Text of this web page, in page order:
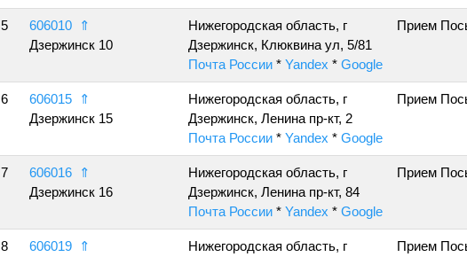
5 606010
⇑
Дзержинск 10
Нижегородская область, г
Дзержинск, Клюквина ул, 5/81
Почта России * Yandex * Google
Прием
6 606015
⇑
Дзержинск 15
Нижегородская область, г
Дзержинск, Ленина пр-кт, 2
Почта России * Yandex * Google
Прием
7 606016
⇑
Дзержинск 16
Нижегородская область, г
Дзержинск, Ленина пр-кт, 84
Почта России * Yandex * Google
Прием
8 606019
⇑
Нижегородская область, г
Прием